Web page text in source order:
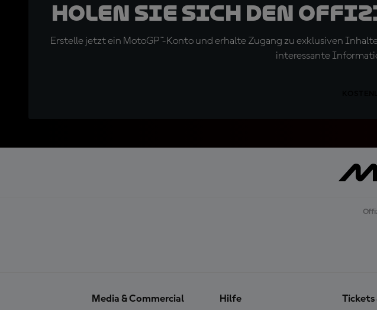
Holen Sie sich den
Erstelle jetzt ein MotoGP™-Konto und erhalte Zugang zu exklusiven
interessante
Media & Commercial Hilfe